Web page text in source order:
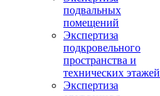
подвальных
помещений
Экспертиза
подкровельного
пространства и
технических этажей
Экспертиза